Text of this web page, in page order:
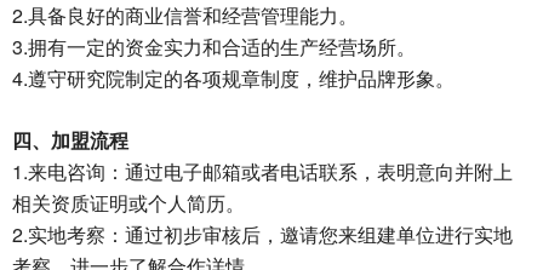
2.具备良好的商业信誉和经营管理能力。
3.拥有一定的资金实力和合适的生产经营场所。
4.遵守研究院制定的各项规章制度，维护品牌形象。
四、加盟流程
1.来电咨询：通过电子邮箱或者电话联系，表明意向并附上
相关资质证明或个人简历。
2.实地考察：通过初步审核后，邀请您来组建单位进行实地